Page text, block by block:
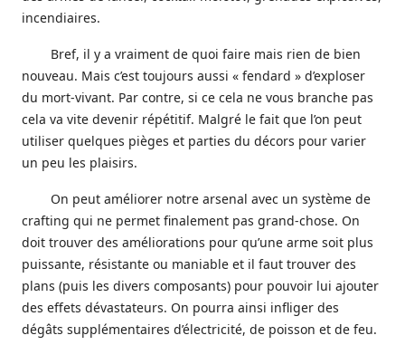
incendiaires.
Bref, il y a vraiment de quoi faire mais rien de bien
nouveau. Mais c’est toujours aussi « fendard » d’exploser
du mort-vivant. Par contre, si ce cela ne vous branche pas
cela va vite devenir répétitif. Malgré le fait que l’on peut
utiliser quelques pièges et parties du décors pour varier
un peu les plaisirs.
On peut améliorer notre arsenal avec un système de
crafting qui ne permet finalement pas grand-chose. On
doit trouver des améliorations pour qu’une arme soit plus
puissante, résistante ou maniable et il faut trouver des
plans (puis les divers composants) pour pouvoir lui ajouter
des effets dévastateurs. On pourra ainsi infliger des
dégâts supplémentaires d’électricité, de poisson et de feu.